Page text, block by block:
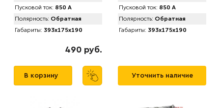
Пусковой ток: 850 А
Полярность: Обратная
Габариты: 393x175x190
490 руб.
В корзину
Пусковой ток: 850 А
Полярность: Обратная
Габариты: 393x175x190
Уточнить наличие